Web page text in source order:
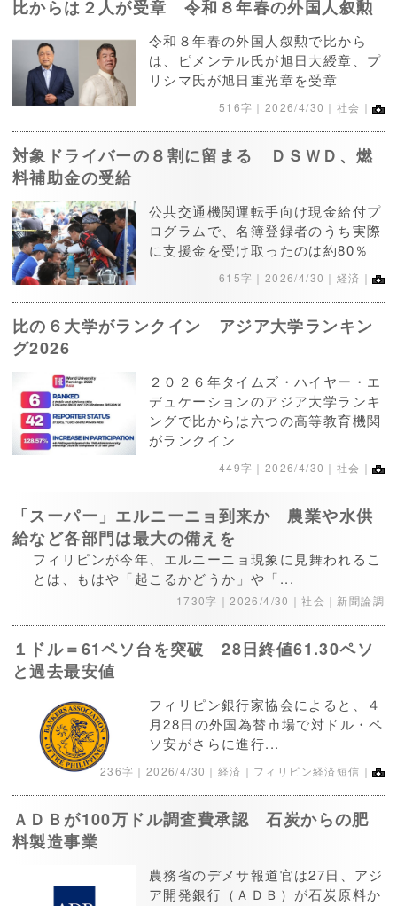
比からは２人が受章 令和８年春の外国人叙勲
令和８年春の外国人叙勲で比から
は、ピメンテル氏が旭日大綬章、プ
リシマ氏が旭日重光章を受章
516字｜ 2026/4/30 ｜社会｜
対象ドライバーの８割に留まる ＤＳＷＤ、燃
料補助金の受給
公共交通機関運転手向け現金給付プ
ログラムで、名簿登録者のうち実際
に支援金を受け取ったのは約80％
615字｜ 2026/4/30 ｜経済｜
比の６大学がランクイン アジア大学ランキン
グ2026
２０２６年タイムズ・ハイヤー・エ
デュケーションのアジア大学ランキ
ングで比からは六つの高等教育機関
がランクイン
449字｜ 2026/4/30 ｜社会｜
「スーパー」エルニーニョ到来か 農業や水供
給など各部門は最大の備えを
フィリピンが今年、エルニーニョ現象に見舞われるこ
とは、もはや「起こるかどうか」や「...
1730字｜2026/4/30 ｜社会｜新聞論調
１ドル＝61ペソ台を突破 28日終値61.30ペソ
と過去最安値
フィリピン銀行家協会によると、４
月28日の外国為替市場で対ドル・ペ
ソ安がさらに進行...
236字｜ 2026/4/30 ｜経済｜フィリピン経済短信｜
ＡＤＢが100万ドル調査費承認 石炭からの肥
料製造事業
農務省のデメサ報道官は27日、アジ
ア開発銀行（ＡＤＢ）が石炭原料か